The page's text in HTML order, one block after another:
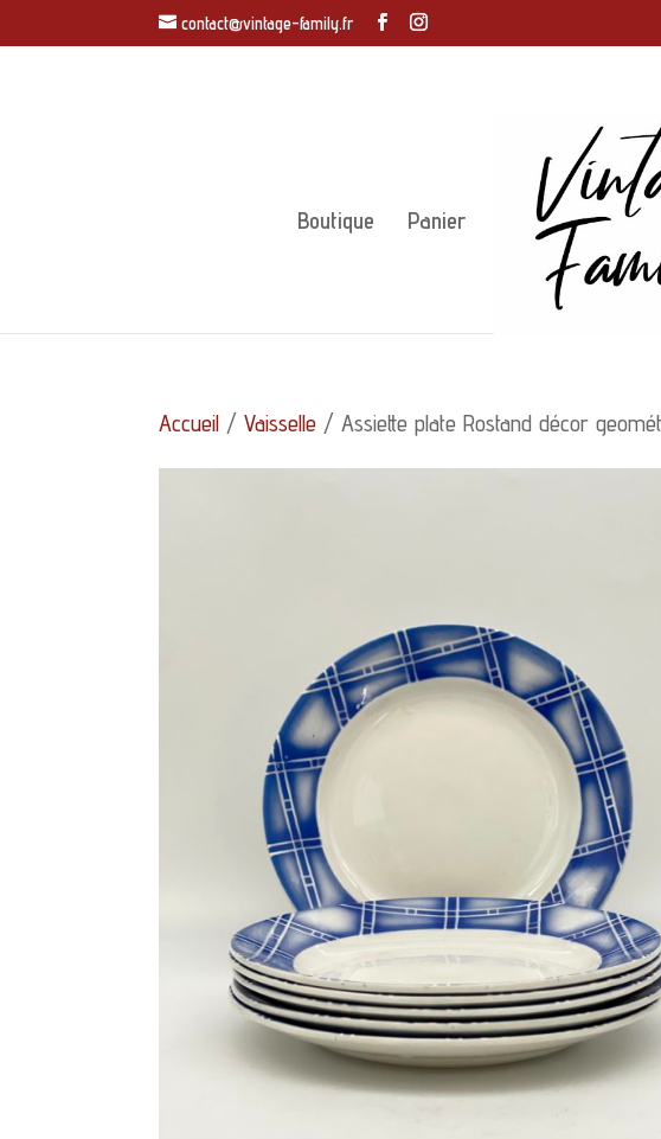
contact@vintage-family.fr
Boutique Panier
Accueil /Vaisselle / Assiette plate Rostand décor